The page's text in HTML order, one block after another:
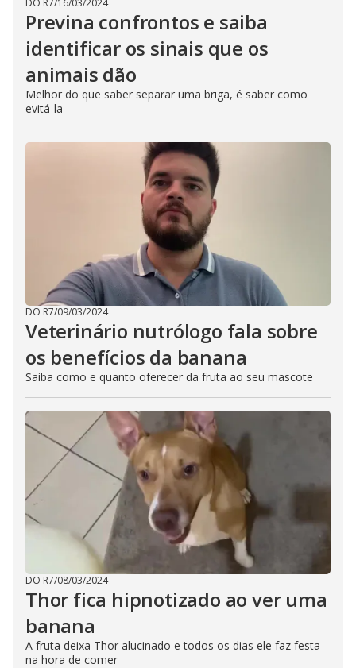
DO R7/16/03/2024
Previna confrontos e saiba
identificar os sinais que os
animais dão
Melhor do que saber separar uma briga, é saber como
evitá-la
DO R7/09/03/2024
Veterinário nutrólogo fala sobre
os benefícios da banana
Saiba como e quanto oferecer da fruta ao seu mascote
DO R7/08/03/2024
Thor fica hipnotizado ao ver uma
banana
A fruta deixa Thor alucinado e todos os dias ele faz festa
na hora de comer